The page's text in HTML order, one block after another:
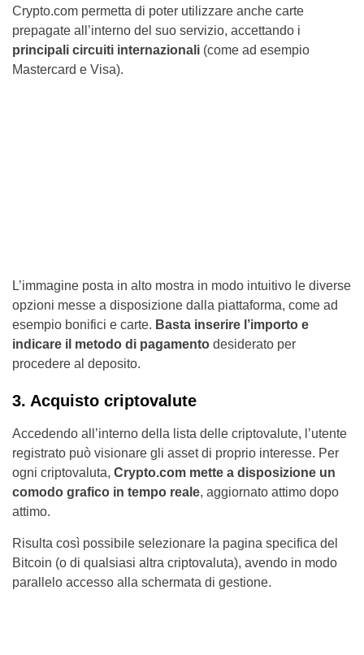
Crypto.com permetta di poter utilizzare anche carte
prepagate all’interno del suo servizio, accettando i
principali circuiti internazionali (come ad esempio
Mastercard e Visa).
L’immagine posta in alto mostra in modo intuitivo le diverse
opzioni messe a disposizione dalla piattaforma, come ad
esempio bonifici e carte. Basta inserire l’importo e
indicare il metodo di pagamento desiderato per
procedere al deposito.
3. Acquisto criptovalute
Accedendo all’interno della lista delle criptovalute, l’utente
registrato può visionare gli asset di proprio interesse. Per
ogni criptovaluta, Crypto.com mette a disposizione un
comodo grafico in tempo reale, aggiornato attimo dopo
attimo.
Risulta così possibile selezionare la pagina specifica del
Bitcoin (o di qualsiasi altra criptovaluta), avendo in modo
parallelo accesso alla schermata di gestione.